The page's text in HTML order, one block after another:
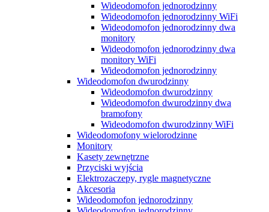
Wideodomofon jednorodzinny
Wideodomofon jednorodzinny WiFi
Wideodomofon jednorodzinny dwa
monitory
Wideodomofon jednorodzinny dwa
monitory WiFi
Wideodomofon jednorodzinny
Wideodomofon dwurodzinny
Wideodomofon dwurodzinny
Wideodomofon dwurodzinny dwa
bramofony
Wideodomofon dwurodzinny WiFi
Wideodomofony wielorodzinne
Monitory
Kasety zewnętrzne
Przyciski wyjścia
Elektrozaczepy, rygle magnetyczne
Akcesoria
Wideodomofon jednorodzinny